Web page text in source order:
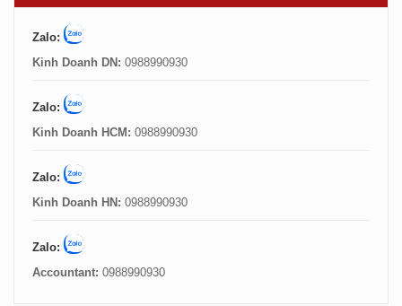
Zalo:
Kinh Doanh DN: 0988990930
Zalo:
Kinh Doanh HCM: 0988990930
Zalo:
Kinh Doanh HN: 0988990930
Zalo:
Accountant: 0988990930